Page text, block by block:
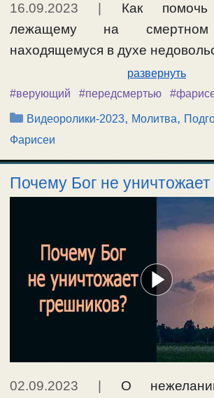
16.09.2023
Как
лежащему на
находящемуся в духе
развернуть
#верующий
#передсмертью
Рубрики
Видеоролики-2023, Молитва,
Фарисеи
Почему Бог не
02.09.2023 | О